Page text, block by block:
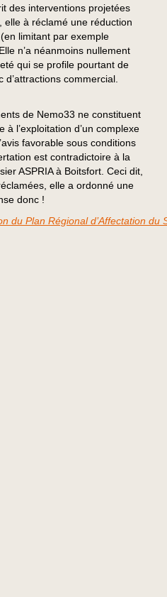
des interventions projetées
elle à réclamé une réduction
limitant par exemple
n’a néanmoins nullement
qui se profile pourtant de
commercial.
de Nemo33 ne constituent
à l’exploitation d’un complexe
favorable sous conditions
est contradictoire à la
ASPRIA à Boitsfort. Ceci dit,
elle a ordonné une
donc !
du Plan Régional d’Affectation du